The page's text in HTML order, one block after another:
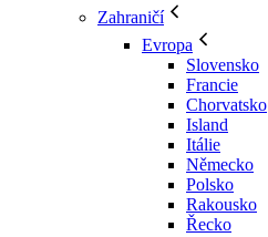
Zahraničí
Evropa
Slovensko
Francie
Chorvatsko
Island
Itálie
Německo
Polsko
Rakousko
Řecko